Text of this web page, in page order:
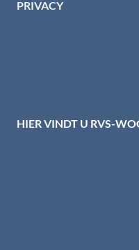
PRIVACY
HIER VINDT U RVS-